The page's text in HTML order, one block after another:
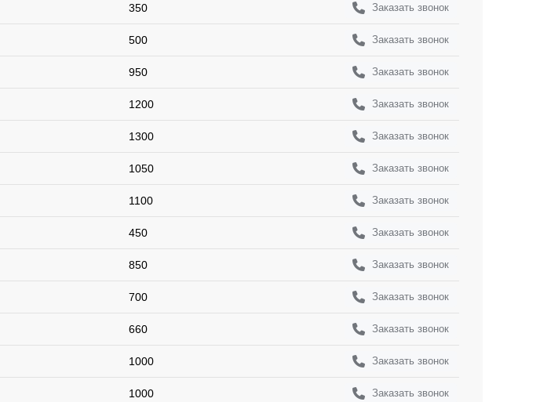
350 Заказать звонок
500 Заказать звонок
950 Заказать звонок
1200 Заказать звонок
1300 Заказать звонок
1050 Заказать звонок
1100 Заказать звонок
450 Заказать звонок
850 Заказать звонок
700 Заказать звонок
660 Заказать звонок
1000 Заказать звонок
1000 Заказать звонок